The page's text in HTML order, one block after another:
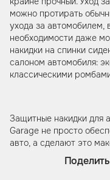
можно протирать
ухода за
необходимости даже
накидки на спинки
салоном автомобиля:
классическими
Защитные накидки для
Garage не просто
авто, а сделают это